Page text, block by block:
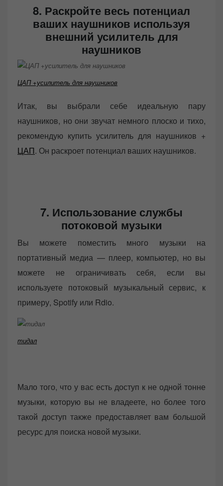
8. Раскройте весь потенциал
ваших наушников используя
внешний усилитель для
наушников
ЦАП +усилитель для наушников
Итак, вы выбрали себе идеальную пару
наушников, но они звучат немного плоско и тихо,
рекомендую купить усилитель для наушников +
ЦАП. Он раскроет потенциал ваших наушников.
7. Использование службы
потоковой музыки
Вы можете поместить много музыки на
портативный медиа — плеер, компьютер, но вы
можете не ограничивать себя, если вы
используете потоковый музыкальный сервис, к
примеру, Spotify или Rdio.
тидал
Мало того, что у вас есть доступ к не одной тонне
музыки, которую вы не владеете, но более того
такой доступ также предоставляет вам большой
ресурс для поиска новой музыки.